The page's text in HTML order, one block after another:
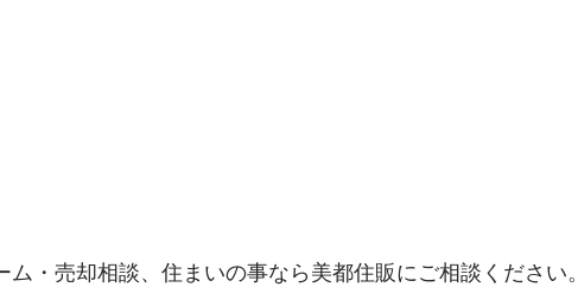
・売却相談、住まいの事なら美都住販にご相談ください。